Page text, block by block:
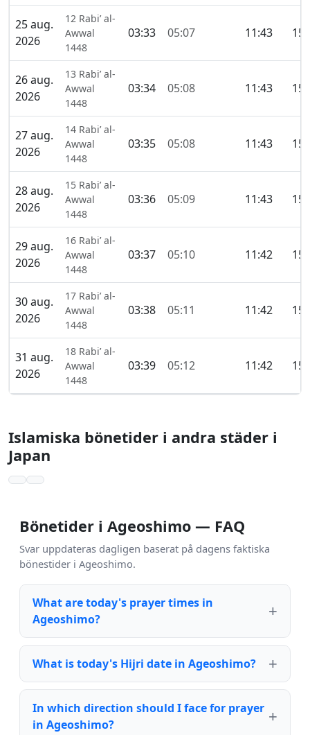
25 aug.
2026
12 Rabi’ al-
Awwal
1448
03:33 05:07 11:43
26 aug.
2026
13 Rabi’ al-
Awwal
1448
03:34 05:08 11:43
27 aug.
2026
14 Rabi’ al-
Awwal
1448
03:35 05:08 11:43
28 aug.
2026
15 Rabi’ al-
Awwal
1448
03:36 05:09 11:43
29 aug.
2026
16 Rabi’ al-
Awwal
1448
03:37 05:10 11:42
30 aug.
2026
17 Rabi’ al-
Awwal
1448
03:38 05:11 11:42
31 aug.
2026
18 Rabi’ al-
Awwal
1448
03:39 05:12 11:42
Islamiska bönetider i andra städer i
Japan
Bönetider i Ageoshimo — FAQ
Svar uppdateras dagligen baserat på dagens faktiska
bönestider i Ageoshimo.
What are today's prayer times in
Ageoshimo?
What is today's Hijri date in Ageoshimo?
In which direction should I face for prayer
in Ageoshimo?